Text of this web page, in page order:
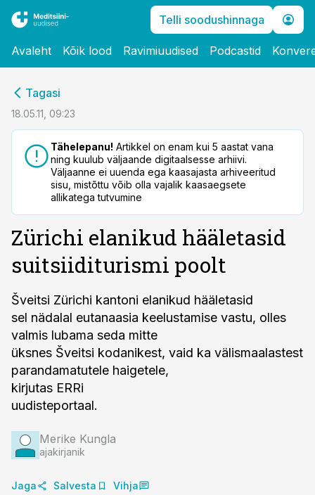
Telli soodushinnaga
Avaleht Kõik lood Ravimiuudised Podcastid
Tagasi
18.05.11, 09:23
Tähelepanu! Artikkel on enam kui 5 aastat vana
ning kuulub väljaande digitaalsesse arhiivi.
Väljaanne ei uuenda ega kaasajasta arhiveeritud
sisu, mistõttu võib olla vajalik kaasaegsete
allikatega tutvumine
Zürichi elanikud hääletasid
suitsiiditurismi poolt
Šveitsi Zürichi kantoni elanikud hääletasid
sel nädalal eutanaasia keelustamise vastu, olles
valmis lubama seda mitte
üksnes Šveitsi kodanikest, vaid ka välismaalastest
parandamatutele haigetele,
kirjutas ERRi
uudisteportaal.
Merike Kungla
ajakirjanik
Jaga Salvesta Vihja